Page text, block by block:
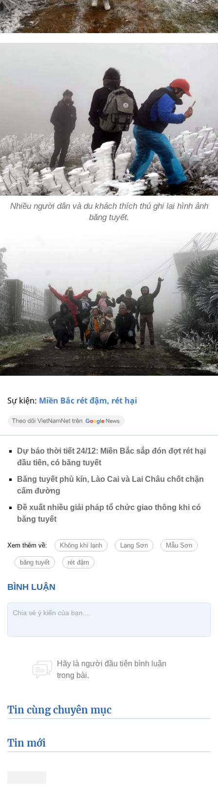
Sự kiện: Miền Bắc rét đậm, rét hại
Nhiều người dân và du khách thích thú ghi lại hình ảnh
băng tuyết.
Dự báo thời tiết 24/12: Miền Bắc sắp đón đợt rét hại
đầu tiên, có băng tuyết
Băng tuyết phủ kín, Lào Cai và Lai Châu chốt chặn
cấm đường
Đề xuất nhiều giải pháp tổ chức giao thông khi có
băng tuyết
Xem thêm về: Không khí lạnh Lạng Sơn Mẫu Sơn
băng tuyết rét đậm
Tin cùng chuyên mục
Tin mới